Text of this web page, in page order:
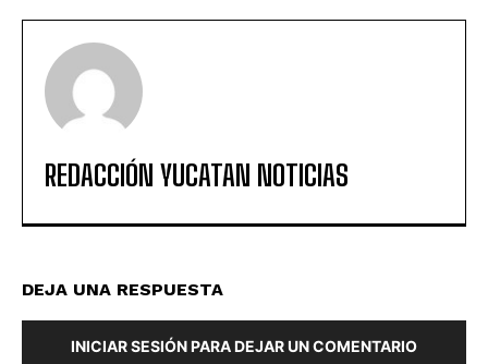
REDACCIÓN YUCATAN NOTICIAS
DEJA UNA RESPUESTA
INICIAR SESIÓN PARA DEJAR UN COMENTARIO